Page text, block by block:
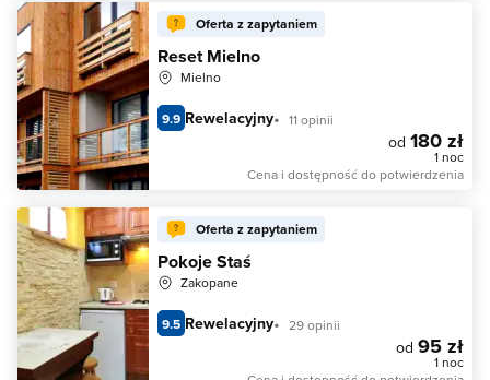
Oferta z zapytaniem
Reset Mielno
Mielno
9.9 Rewelacyjny 11 opinii
od 180 zł
1 noc
Cena i dostępność do potwierdzenia
Oferta z zapytaniem
Pokoje Staś
Zakopane
9.5 Rewelacyjny 29 opinii
od 95 zł
1 noc